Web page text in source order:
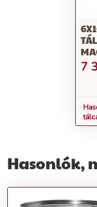
7
&
Hasonlók,